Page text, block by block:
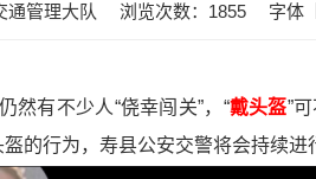
通管理大队 浏览次数： 1855 字体
然有不少人“侥幸闯关”，“戴头盔”
的行为，寿县公安交警将会持续进